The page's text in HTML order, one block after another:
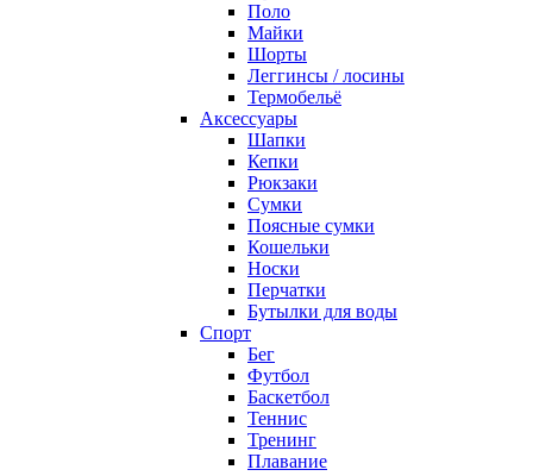
Поло
Майки
Шорты
Леггинсы / лосины
Термобельё
Аксессуары
Шапки
Кепки
Рюкзаки
Сумки
Поясные сумки
Кошельки
Носки
Перчатки
Бутылки для воды
Спорт
Бег
Футбол
Баскетбол
Теннис
Тренинг
Плавание